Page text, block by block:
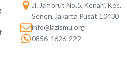
Jl. Jambrut No.5, Kenari, Kec.
Senen, Jakarta Pusat 10430
info@lazismu.org
0856-1626-222